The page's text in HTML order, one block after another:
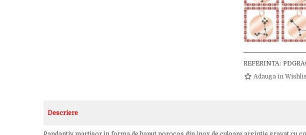
REFERINTA:
Adauga in
Descriere